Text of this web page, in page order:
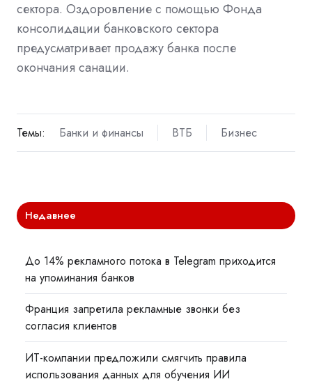
сектора. Оздоровление с помощью Фонда
консолидации банковского сектора
предусматривает продажу банка после
окончания санации.
Темы: Банки и финансы ВТБ Бизнес
Недавнее
До 14% рекламного потока в Telegram приходится
на упоминания банков
Франция запретила рекламные звонки без
согласия клиентов
ИТ-компании предложили смягчить правила
использования данных для обучения ИИ